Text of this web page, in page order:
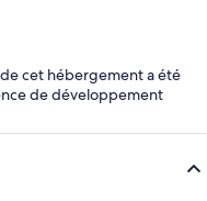
cet hébergement a été
de développement